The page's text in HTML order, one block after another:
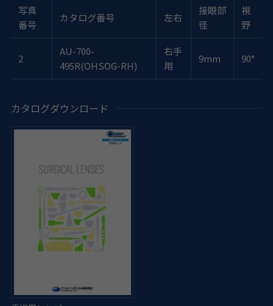
写真
番号
カタログ番号 左右
接眼部
径
視
野
2
AU-700-
495R(OHSOG-RH)
右手
用
9mm 90°
カタログダウンロード